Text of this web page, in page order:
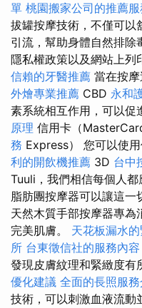
單 桃園搬家公司的推薦服
拔罐按摩技術，不僅可以
引流，幫助身體自然排
隱私權政策以及網站上列
信賴的牙醫推薦 當在按
外燴專業推薦 CBD 永和
素系統相互作用，可以促
原理 信用卡（
務 Express） 您可以使
利的開飲機推薦 3D 台中
Tuuli，我們相信每個人
脂肪團按摩器可以讓這一
天然木質手部按摩器專為
完美肌膚。 天花板漏水
所 台東徵信社的服務內容
發現皮膚紋理和緊緻度有
優化建議 全面的長照服
技術，可以刺激血液流動